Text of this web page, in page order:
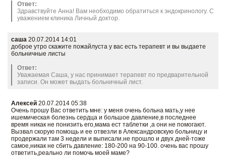
Ответ:
Здравствуйте Анна! Вам необходимо обратиться к эндокринологу. С
уважением клиника Личный доктор.
саша 20.07.2014 14:01
доброе утро скажите пожайлуста у вас есть терапевт и вы выдаете
больничные листы
Ответ:
Уважаемая Саша, у нас принимает терапевт по предварительной
записи. Он может выдать больничный лист.
Алексей 20.07.2014 05:38
Очень прошу Вас ответить мне: у меня очень больна мать,у нее
ишемическая болезнь сердца и большое давление,в последнее
время никак не понизить его,мама ест таблетки ,а они не помогают.
Вызвал скорую помощь и ее отвезли в Александровскую больницу и
продержали там 3 недели и выписали.не прошло и двух дней-тоже
самое,никак не сбить давление: 180-200 на 90-100. очень вас прошу
ответить,реально ли помочь моей маме?